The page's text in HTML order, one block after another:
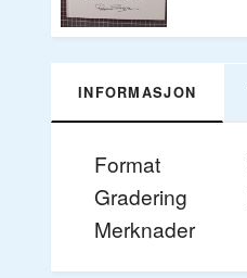
INFORMASJON
Format
Gradering
Merknader